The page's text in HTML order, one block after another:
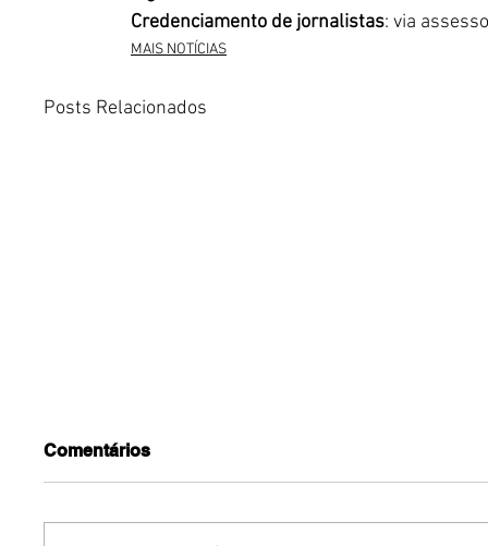
Credenciamento de jornalistas: via
MAIS NOTÍCIAS
Posts Relacionados
Comentários